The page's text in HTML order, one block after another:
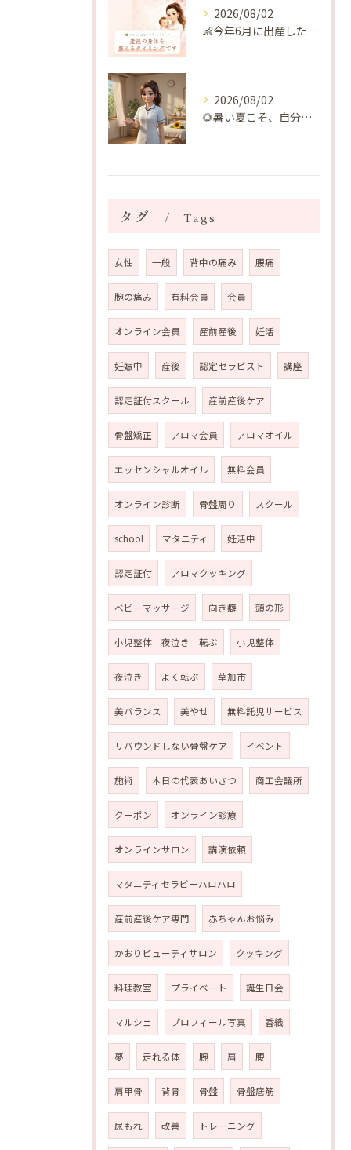
2026/08/02
👶今年6月に出産したママへ♡
2026/08/02
🌻暑い夏こそ、自分の身体を整える時間を♡
タグ Tags
女性 一般 背中の痛み 腰痛
腕の痛み 有料会員 会員
オンライン会員 産前産後 妊活
妊娠中 産後 認定セラピスト 講座
認定証付スクール 産前産後ケア
骨盤矯正 アロマ会員 アロマオイル
エッセンシャルオイル 無料会員
オンライン診断 骨盤周り スクール
school マタニティ 妊活中
認定証付 アロマクッキング
ベビーマッサージ 向き癖 頭の形
小児整体 夜泣き 転ぶ 小児整体
夜泣き よく転ぶ 草加市
美バランス 美やせ 無料託児サービス
リバウンドしない骨盤ケア イベント
施術 本日の代表あいさつ 商工会議所
クーポン オンライン診療
オンラインサロン 講演依頼
マタニティセラピーハロハロ
産前産後ケア専門 赤ちゃんお悩み
かおりビューティサロン クッキング
料理教室 プライベート 誕生日会
マルシェ プロフィール写真 香織
夢 走れる体 腕 肩 腰
肩甲骨 背骨 骨盤 骨盤底筋
尿もれ 改善 トレーニング